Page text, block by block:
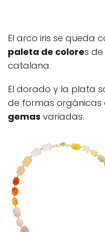
El arco iris se queda
paleta de colores
catalana.
El dorado y la plata
de formas orgánicas
gemas variadas.